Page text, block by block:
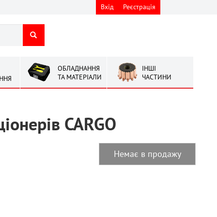
Вхід Реєстрація
ОБЛАДНАННЯ
ТА МАТЕРІАЛИ
ІНШІ
ЧАСТИНИ
CARGO
Немає в продажу